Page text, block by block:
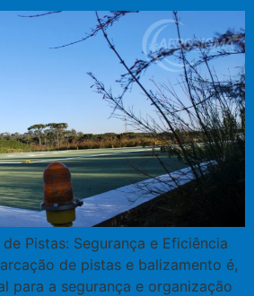
Pistas: Segurança e Eficiência
de pistas e balizamento é,
para a segurança e organização